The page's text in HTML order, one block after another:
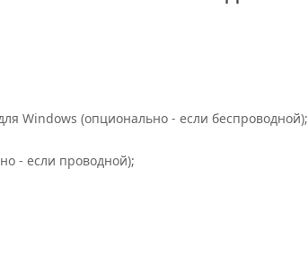
Windows (опционально - если беспроводной);
- если проводной);